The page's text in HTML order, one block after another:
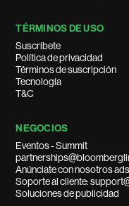
TÉRMINOS DE USO
Suscríbete
Política de privacidad
Términos de suscripción
Tecnología
T&C
NEGOCIOS
Eventos - Summit
Anúnciate con nosotros
Soporte al cliente:
Soluciones de publicidad